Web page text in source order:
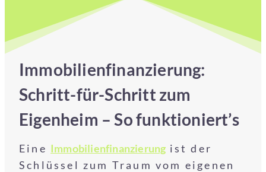
Immobilienfinanzierung:
Schritt-für-Schritt zum
Eigenheim – So funktioniert’s
Eine Immobilienfinanzierung ist der
Schlüssel zum Traum vom eigenen